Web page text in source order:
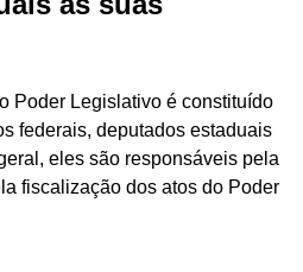
Poder Legislativo é constituído
federais, deputados estaduais
eles são responsáveis pela
fiscalização dos atos do Poder